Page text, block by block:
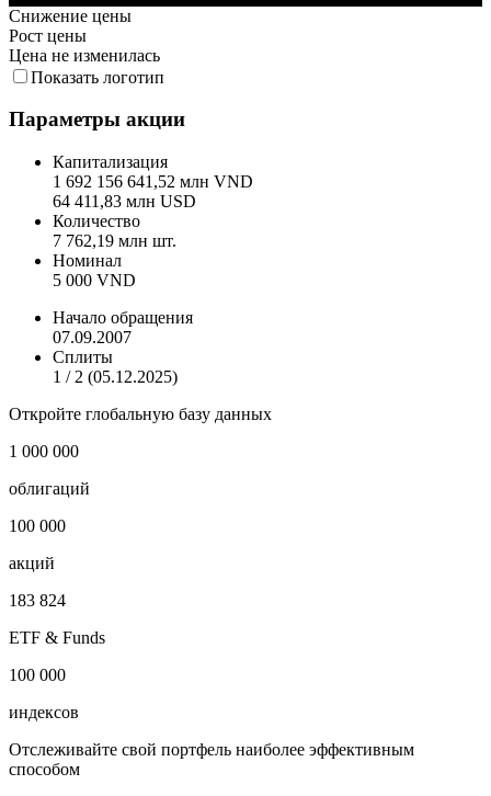
Снижение цены
Рост цены
Цена не изменилась
Показать логотип
Параметры акции
Капитализация
1 692 156 641,52 млн VND
64 411,83 млн USD
Количество
7 762,19 млн шт.
Номинал
5 000 VND
Начало обращения
07.09.2007
Сплиты
1 / 2 (05.12.2025)
Откройте глобальную базу данных
1 000 000
облигаций
100 000
акций
183 824
ETF & Funds
100 000
индексов
Отслеживайте свой портфель наиболее эффективным
способом